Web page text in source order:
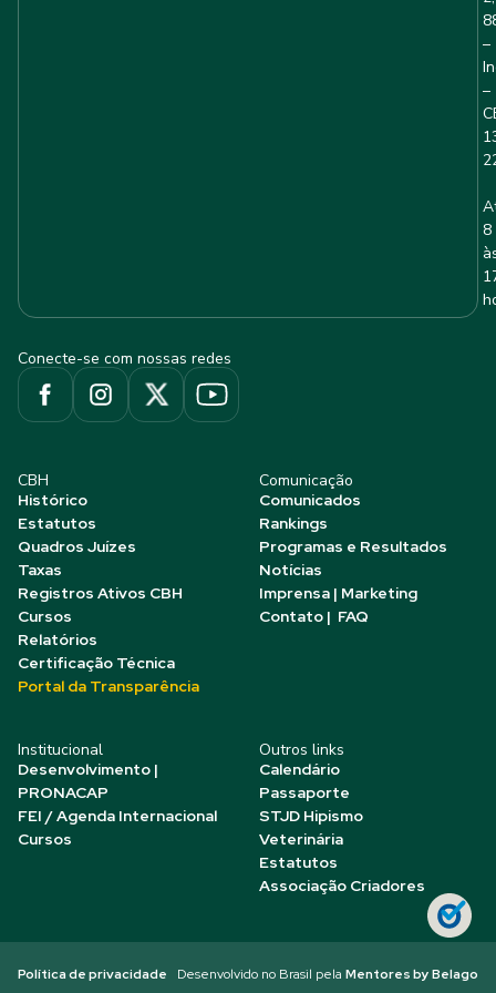
–
–
8
Conecte-se com nossas redes
CBH
Histórico
Estatutos
Quadros Juízes
Taxas
Registros Ativos CBH
Cursos
Relatórios
Certificação Técnica
Portal da Transparência
Comunicação
Comunicados
Rankings
Programas e Resultados
Notícias
Imprensa | Marketing
Contato | FAQ
Institucional
Desenvolvimento |
PRONACAP
FEI / Agenda Internacional
Cursos
Outros links
Calendário
Passaporte
STJD Hipismo
Veterinária
Estatutos
Associação Criadores
Política de privacidade Desenvolvido no Brasil pela Mentores by Belago